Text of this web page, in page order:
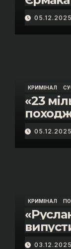
05.12.2025
КРИМІНАЛ
«23
05.12.2025
КРИМІНАЛ
03.12.2025